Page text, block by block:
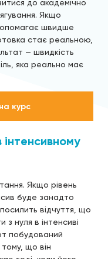
до академічно
Якщо
швидше
стає реальною,
— швидкість
яка реально має
курс
Якщо рівень
буде занадто
відчуття, що
нуля в інтенсиві
побудований
що він